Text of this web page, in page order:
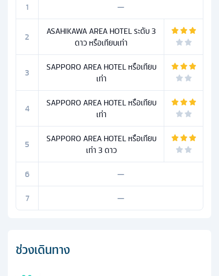
1
—
2
ASAHIKAWA AREA HOTEL ระดับ 3
ดาว หรือเทียบเท่า
3
SAPPORO AREA HOTEL หรือเทียบ
เท่า
4
SAPPORO AREA HOTEL หรือเทียบ
เท่า
5
SAPPORO AREA HOTEL หรือเทียบ
เท่า 3 ดาว
6
—
7
—
ช่วงเดินทาง